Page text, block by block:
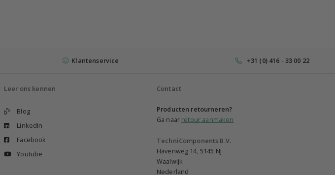
Klantenservice +31 (0) 416 - 33 00 22
Leer ons kennen
Blog
LinkedIn
Facebook
Youtube
Contact
Producten retourneren?
Ga naar retour aanmaken
TechniComponents B.V.
Havenweg 14, 5145 NJ
Waalwijk
Nederland